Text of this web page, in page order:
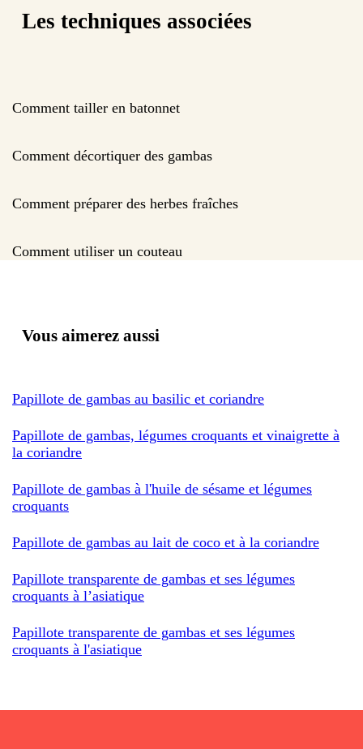
Les techniques associées
Comment tailler en batonnet
Comment décortiquer des gambas
Comment préparer des herbes fraîches
Comment utiliser un couteau
Vous aimerez aussi
Papillote de gambas au basilic et coriandre
Papillote de gambas, légumes croquants et vinaigrette à
la coriandre
Papillote de gambas à l'huile de sésame et légumes
croquants
Papillote de gambas au lait de coco et à la coriandre
Papillote transparente de gambas et ses légumes
croquants à l’asiatique
Papillote transparente de gambas et ses légumes
croquants à l'asiatique